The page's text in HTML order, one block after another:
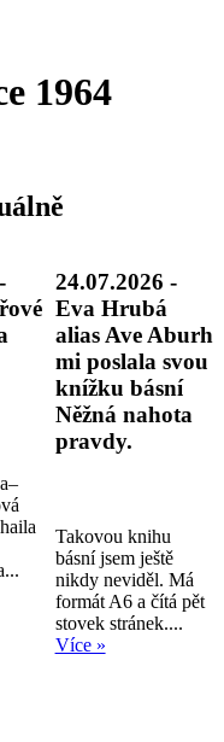
1964
24.07.2026 -
Eva Hrubá
alias Ave Aburh
mi poslala svou
knížku básní
Něžná nahota
pravdy.
Takovou knihu
básní jsem ještě
nikdy neviděl. Má
formát A6 a čítá pět
stovek stránek....
Více »